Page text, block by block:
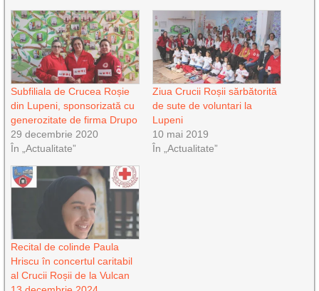
Subfiliala de Crucea Roșie
din Lupeni, sponsorizată cu
generozitate de firma Drupo
29 decembrie 2020
În „Actualitate”
Ziua Crucii Roșii sărbătorită
de sute de voluntari la
Lupeni
10 mai 2019
În „Actualitate”
Recital de colinde Paula
Hriscu în concertul caritabil
al Crucii Roșii de la Vulcan